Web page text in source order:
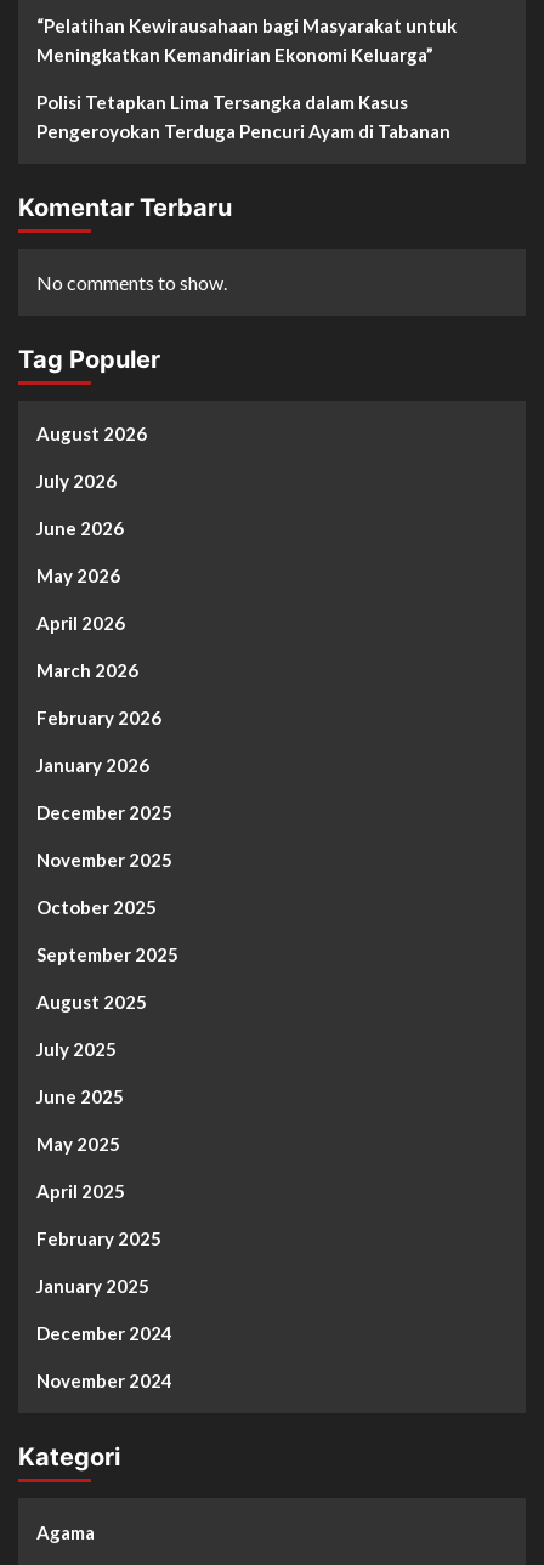
“Pelatihan Kewirausahaan bagi Masyarakat untuk
Meningkatkan Kemandirian Ekonomi Keluarga”
Polisi Tetapkan Lima Tersangka dalam Kasus
Pengeroyokan Terduga Pencuri Ayam di Tabanan
Komentar Terbaru
No comments to show.
Tag Populer
August 2026
July 2026
June 2026
May 2026
April 2026
March 2026
February 2026
January 2026
December 2025
November 2025
October 2025
September 2025
August 2025
July 2025
June 2025
May 2025
April 2025
February 2025
January 2025
December 2024
November 2024
Kategori
Agama